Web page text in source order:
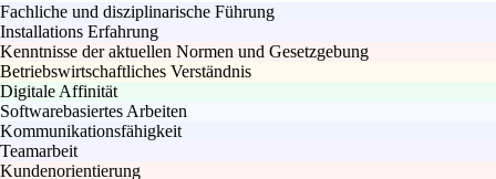
Fachliche und disziplinarische Führung
Installations Erfahrung
Kenntnisse der aktuellen Normen und Gesetzgebung
Betriebswirtschaftliches Verständnis
Digitale Affinität
Softwarebasiertes Arbeiten
Kommunikationsfähigkeit
Teamarbeit
Kundenorientierung